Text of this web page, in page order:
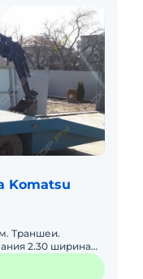
Komatsu
Траншеи.
2.30 ширина